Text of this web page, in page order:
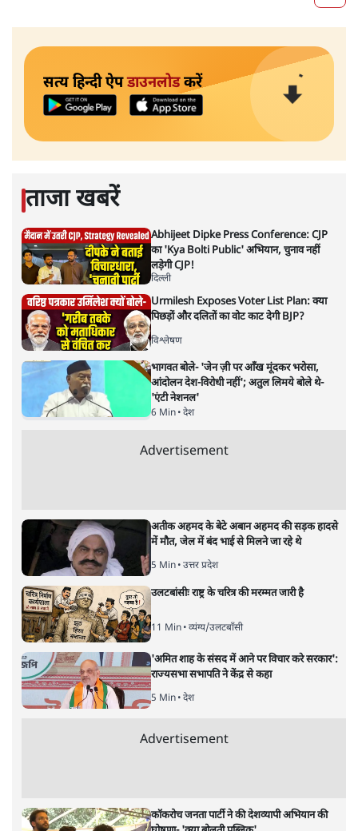
सत्य हिन्दी ऐपडाउनलोडकरें
ताजा खबरें
Abhijeet Dipke Press Conference: CJP
का 'Kya Bolti Public' अभियान, चुनाव नहीं
लड़ेगी CJP!
दिल्ली
Urmilesh Exposes Voter List Plan: क्या
पिछड़ों और दलितों का वोट काट देगी BJP?
विश्लेषण
भागवत बोले- 'जेन ज़ी पर आँख मूंदकर भरोसा,
आंदोलन देश-विरोधी नहीं'; अतुल लिमये बोले थे-
'एंटी नेशनल'
6 Min• देश
Advertisement
अतीक अहमद के बेटे अबान अहमद की सड़क हादसे
में मौत, जेल में बंद भाई से मिलने जा रहे थे
5 Min• उत्तर प्रदेश
उलटबांसीः राष्ट्र के चरित्र की मरम्मत जारी है
11 Min• व्यंग्य/उलटबाँसी
'अमित शाह के संसद में आने पर विचार करे सरकार':
राज्यसभा सभापति ने केंद्र से कहा
5 Min• देश
Advertisement
कॉकरोच जनता पार्टी ने की देशव्यापी अभियान की